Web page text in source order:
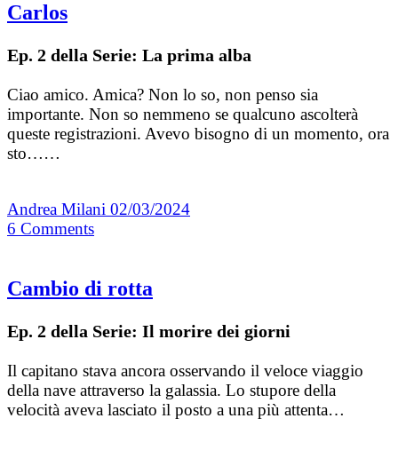
Carlos
Ep. 2 della Serie: La prima alba
Ciao amico. Amica? Non lo so, non penso sia
importante. Non so nemmeno se qualcuno ascolterà
queste registrazioni. Avevo bisogno di un momento, ora
sto……
Andrea Milani 02/03/2024
6 Comments
Cambio di rotta
Ep. 2 della Serie: Il morire dei giorni
Il capitano stava ancora osservando il veloce viaggio
della nave attraverso la galassia. Lo stupore della
velocità aveva lasciato il posto a una più attenta…